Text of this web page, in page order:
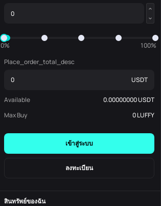
0%
100%
Place_order_total_desc
USDT
Available 0.00000000USDT
Max Buy
0LUFFY
เข้าสู่ระบบ
ลงทะเบียน
สินทรัพย์ของฉัน